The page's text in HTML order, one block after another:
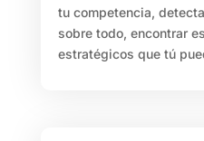
tu competencia,
sobre todo, encontrar
estratégicos que tú